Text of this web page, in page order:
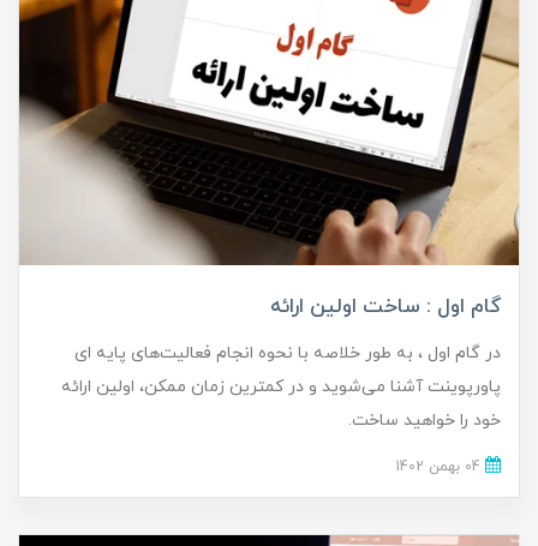
گام اول : ساخت اولین ارائه
در گام اول ، به طور خلاصه با نحوه انجام فعالیت‌های پایه ای
پاورپوینت آشنا می‌شوید و در کمترین زمان ممکن، اولین ارائه
خود را خواهید ساخت.